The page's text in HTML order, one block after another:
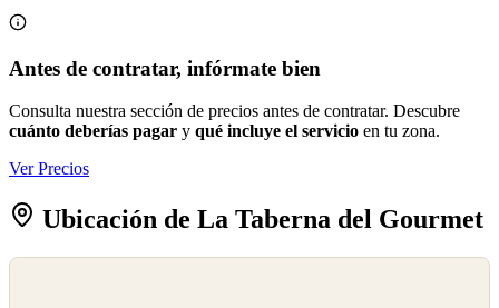
Antes de contratar, infórmate bien
Consulta nuestra sección de precios antes de contratar. Descubre
cuánto deberías pagar y qué incluye el servicio en tu zona.
Ver Precios
Ubicación de La Taberna del Gourmet